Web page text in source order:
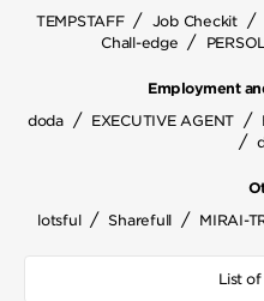
TEMPSTAFF / Job Checkit /
Chall-edge /
Employment
doda / EXECUTIVE AGENT /
/
lotsful / Sharefull / MIRAI-
List of